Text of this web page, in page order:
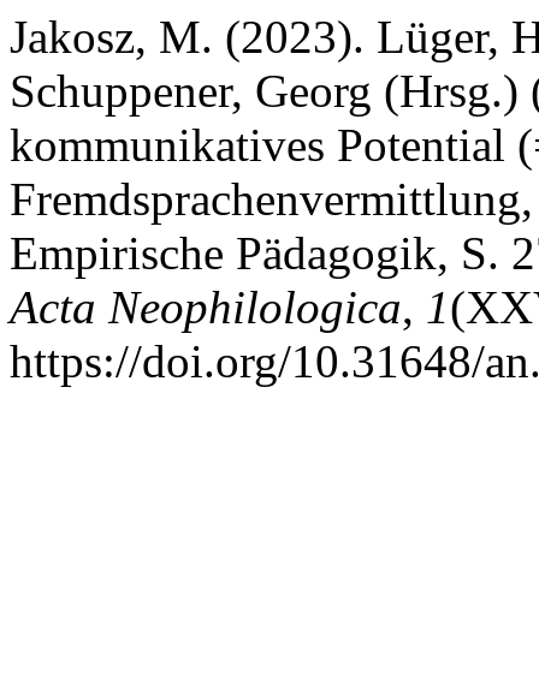
Jakosz, M. (2023). Lüger,
Schuppener, Georg
kommunikatives Potential
Empirische Pädagogik, S.
Acta Neophilologica, 1
https://doi.org/10.31648/